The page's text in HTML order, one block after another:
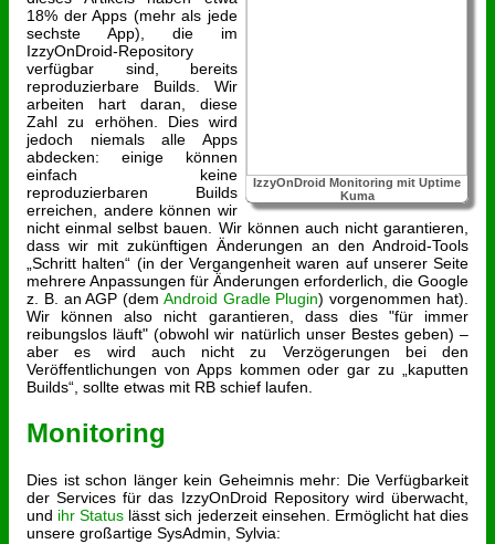
IzzyOnDroid Monitoring mit Uptime
Kuma
18% der Apps (mehr als jede
sechste App), die im
IzzyOnDroid-Repository
verfügbar sind, bereits
reproduzierbare Builds. Wir
arbeiten hart daran, diese
Zahl zu erhöhen. Dies wird
jedoch niemals alle Apps
abdecken: einige können
einfach keine
reproduzierbaren Builds
erreichen, andere können wir
nicht einmal selbst bauen. Wir können auch nicht garantieren,
dass wir mit zukünftigen Änderungen an den Android-Tools
„Schritt halten“ (in der Vergangenheit waren auf unserer Seite
mehrere Anpassungen für Änderungen erforderlich, die Google
z. B. an AGP (dem Android Gradle Plugin) vorgenommen hat).
Wir können also nicht garantieren, dass dies "für immer
reibungslos läuft" (obwohl wir natürlich unser Bestes geben) –
aber es wird auch nicht zu Verzögerungen bei den
Veröffentlichungen von Apps kommen oder gar zu „kaputten
Builds“, sollte etwas mit RB schief laufen.
Monitoring
Dies ist schon länger kein Geheimnis mehr: Die Verfügbarkeit
der Services für das IzzyOnDroid Repository wird überwacht,
und ihr Status lässt sich jederzeit einsehen. Ermöglicht hat dies
unsere großartige SysAdmin, Sylvia: